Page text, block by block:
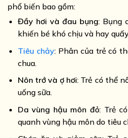
phổ biến bao gồm:
Đầy hơi và đau bụng: Bụng
khiến bé khó chịu và hay
Tiêu chảy: Phân của trẻ có
chua.
Nôn trớ và ợ hơi: Trẻ có thể
uống sữa.
Da vùng hậu môn đỏ: Trẻ
quanh vùng hậu môn do tiêu